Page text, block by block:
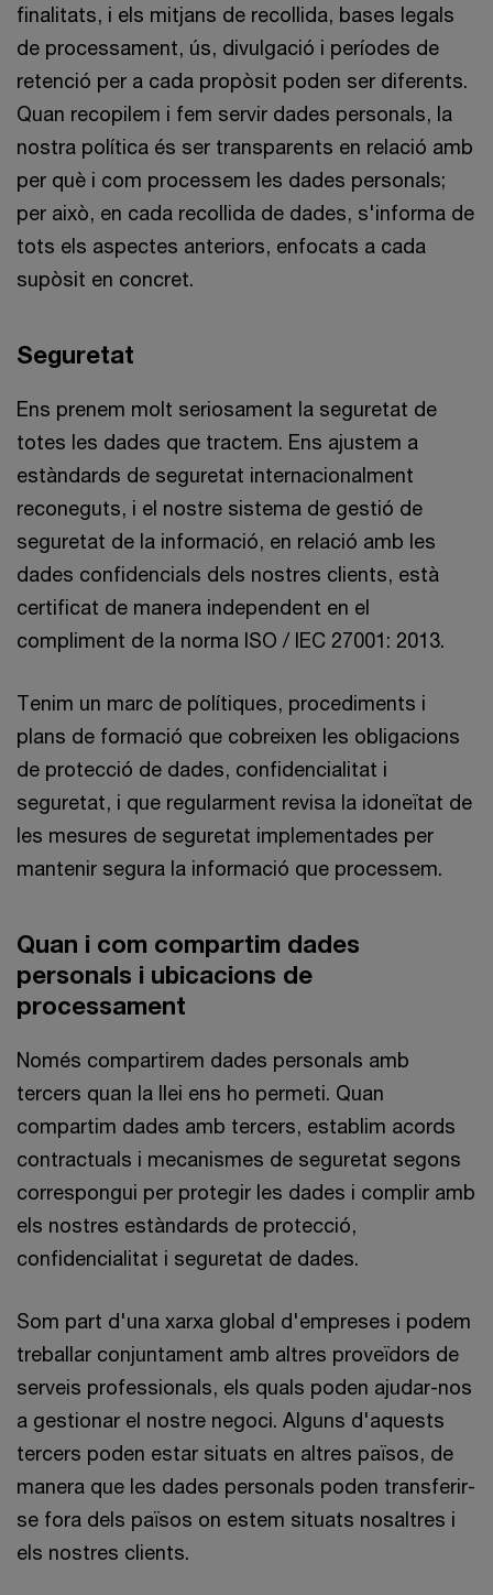
finalitats, i els mitjans de recollida, bases legals
de processament, ús, divulgació i períodes de
retenció per a cada propòsit poden ser diferents.
Quan recopilem i fem servir dades personals, la
nostra política és ser transparents en relació amb
per què i com processem les dades personals;
per això, en cada recollida de dades, s'informa de
tots els aspectes anteriors, enfocats a cada
supòsit en concret.
Seguretat
Ens prenem molt seriosament la seguretat de
totes les dades que tractem. Ens ajustem a
estàndards de seguretat internacionalment
reconeguts, i el nostre sistema de gestió de
seguretat de la informació, en relació amb les
dades confidencials dels nostres clients, està
certificat de manera independent en el
compliment de la norma ISO / IEC 27001: 2013.
Tenim un marc de polítiques, procediments i
plans de formació que cobreixen les obligacions
de protecció de dades, confidencialitat i
seguretat, i que regularment revisa la idoneïtat de
les mesures de seguretat implementades per
mantenir segura la informació que processem.
Quan i com compartim dades
personals i ubicacions de
processament
Només compartirem dades personals amb
tercers quan la llei ens ho permeti. Quan
compartim dades amb tercers, establim acords
contractuals i mecanismes de seguretat segons
correspongui per protegir les dades i complir amb
els nostres estàndards de protecció,
confidencialitat i seguretat de dades.
Som part d'una xarxa global d'empreses i podem
treballar conjuntament amb altres proveïdors de
serveis professionals, els quals poden ajudar-nos
a gestionar el nostre negoci. Alguns d'aquests
tercers poden estar situats en altres països, de
manera que les dades personals poden transferir-
se fora dels països on estem situats nosaltres i
els nostres clients.